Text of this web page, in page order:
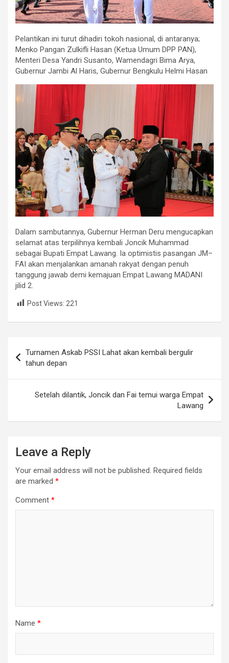
Pelantikan ini turut dihadiri tokoh nasional, di antaranya;
Menko Pangan Zulkifli Hasan (Ketua Umum DPP PAN),
Menteri Desa Yandri Susanto, Wamendagri Bima Arya,
Gubernur Jambi Al Haris, Gubernur Bengkulu Helmi Hasan
Dalam sambutannya, Gubernur Herman Deru mengucapkan
selamat atas terpilihnya kembali Joncik Muhammad
sebagai Bupati Empat Lawang. Ia optimistis pasangan JM–
FAI akan menjalankan amanah rakyat dengan penuh
tanggung jawab demi kemajuan Empat Lawang MADANI
jilid 2.
Post Views: 221
navigation
Turnamen Askab PSSI Lahat akan kembali bergulir
tahun depan
Setelah dilantik, Joncik dan Fai temui warga Empat
Lawang
Leave a Reply
Your email address will not be published. Required fields
are marked *
Comment *
Name *